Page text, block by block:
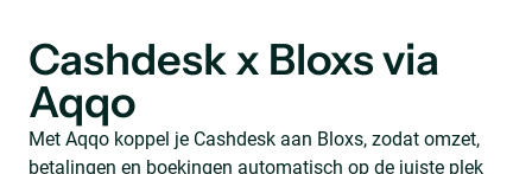
Cashdesk x Bloxs via
Aqqo
Met Aqqo koppel je Cashdesk aan Bloxs, zodat omzet,
betalingen en boekingen automatisch op de juiste plek